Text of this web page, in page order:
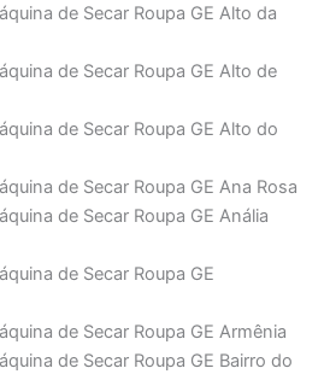
de Secar Roupa GE Alto da
de Secar Roupa GE Alto de
de Secar Roupa GE Alto do
de Secar Roupa GE Ana Rosa
de Secar Roupa GE Anália
de Secar Roupa GE
de Secar Roupa GE Armênia
de Secar Roupa GE Bairro do